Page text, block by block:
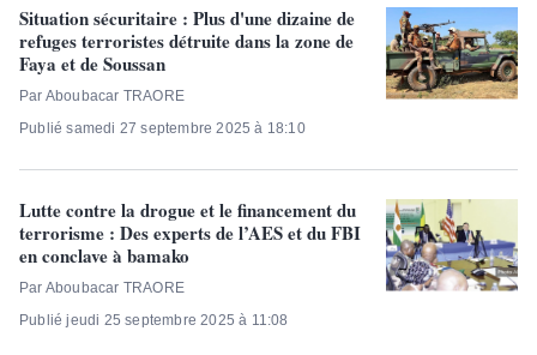
Situation sécuritaire : Plus d'une dizaine de
refuges terroristes détruite dans la zone de
Faya et de Soussan
Par Aboubacar TRAORE
Publié samedi 27 septembre 2025 à 18:10
Lutte contre la drogue et le financement du
terrorisme : Des experts de l’AES et du FBI
en conclave à bamako
Par Aboubacar TRAORE
Publié jeudi 25 septembre 2025 à 11:08